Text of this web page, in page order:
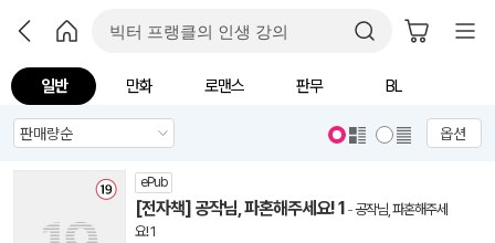
일반 만화 로맨스 판무 BL
옵션
ePub
[전자책] 공작님, 파혼해주세요! 1 -공작님, 파혼해주세
요! 1